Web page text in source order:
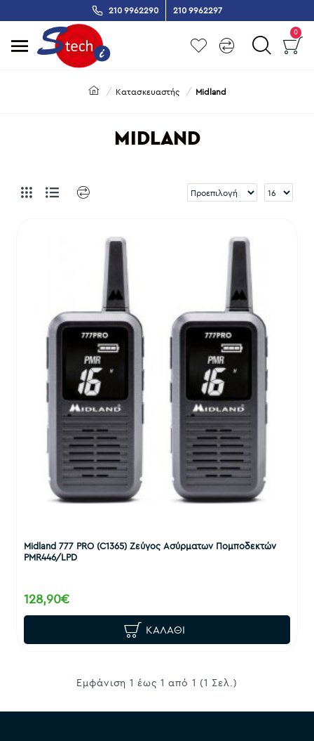
210 9962290 210 9962297
0
Κατασκευαστής Midland
MIDLAND
Midland 777 PRO (C1365) Ζεύγος Ασύρματων Πομποδεκτών
PMR446/LPD
128,90€
ΚΑΛΆΘΙ
Εμφάνιση 1 έως 1 από 1 (1 Σελ.)